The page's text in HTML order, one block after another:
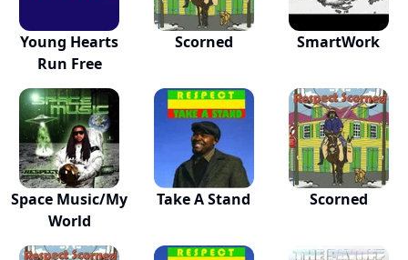
Young Hearts
Run Free
Scorned SmartWork
Space Music/My
World
Take A Stand Scorned